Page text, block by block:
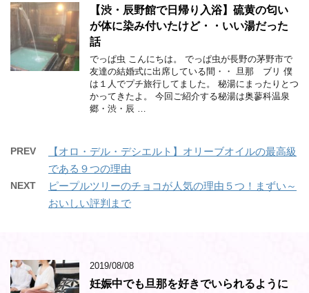
【渋・辰野館で日帰り入浴】硫黄の匂い
が体に染み付いたけど・・いい湯だった
話
でっぱ虫 こんにちは。 でっぱ虫が長野の茅野市で
友達の結婚式に出席している間・・ 旦那 ブリ 僕
は１人でプチ旅行してました。 秘湯にまったりとつ
かってきたよ。 今回ご紹介する秘湯は奥蓼科温泉
郷・渋・辰 …
PREV
【オロ・デル・デシエルト】オリーブオイルの最高級
である９つの理由
NEXT
ピープルツリーのチョコが人気の理由５つ！まずい～
おいしい評判まで
2019/08/08
妊娠中でも旦那を好きでいられるように